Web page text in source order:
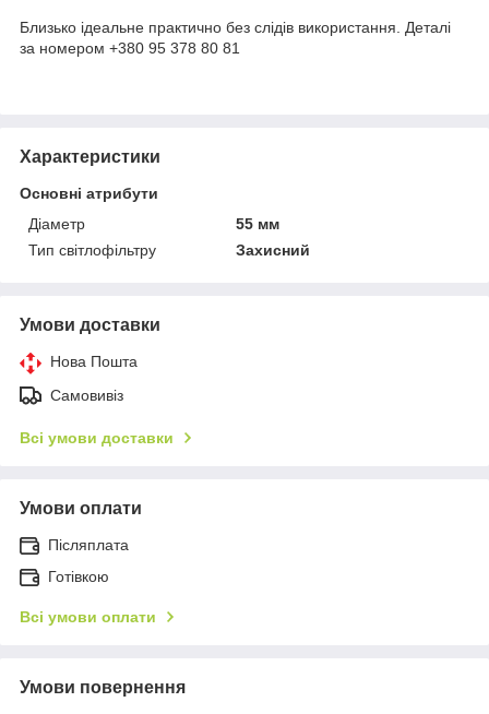
Близько ідеальне практично без слідів використання. Деталі
за номером +380 95 378 80 81
Характеристики
Основні атрибути
Діаметр
55 мм
Тип світлофільтру
Захисний
Умови доставки
Нова Пошта
Самовивіз
Всі умови доставки
Умови оплати
Післяплата
Готівкою
Всі умови оплати
Умови повернення